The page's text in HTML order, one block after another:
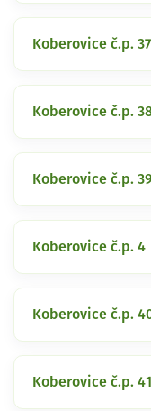
Koberovice č.p. 37
Koberovice č.p.
Koberovice č.p. 39
Koberovice č.p. 4
Koberovice č.p.
Koberovice č.p. 41